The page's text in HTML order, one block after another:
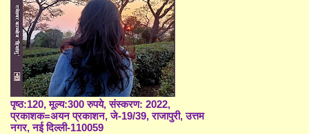
पृष्ठ:120, मूल्य:300 रुपये, संस्करण: 2022,
प्रकाशक=अयन प्रकाशन, जे-19/39, राजापुरी, उत्तम
नगर, नई दिल्ली-110059